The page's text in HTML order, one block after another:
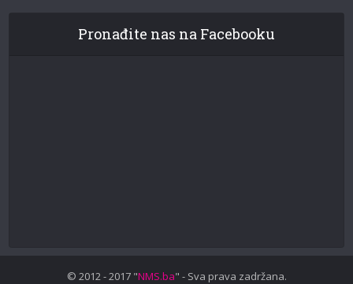
Pronađite nas na Facebooku
© 2012 - 2017 "NMS.ba" - Sva prava zadržana.